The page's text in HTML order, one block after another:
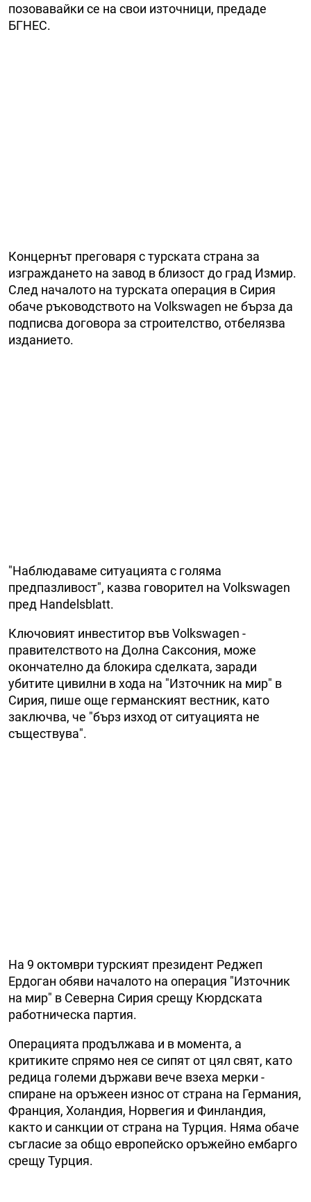
позовавайки се на свои източници, предаде
БГНЕС.
Концернът преговаря с турската страна за
изграждането на завод в близост до град Измир.
След началото на турската операция в Сирия
обаче ръководството на Volkswagen не бърза да
подписва договора за строителство, отбелязва
изданието.
"Наблюдаваме ситуацията с голяма
предпазливост", казва говорител на Volkswagen
пред Handelsblatt.
Ключовият инвеститор във Volkswagen -
правителството на Долна Саксония, може
окончателно да блокира сделката, заради
убитите цивилни в хода на "Източник на мир" в
Сирия, пише още германският вестник, като
заключва, че "бърз изход от ситуацията не
съществува".
На 9 октомври турският президент Реджеп
Ердоган обяви началото на операция "Източник
на мир" в Северна Сирия срещу Кюрдската
работническа партия.
Операцията продължава и в момента, а
критиките спрямо нея се сипят от цял свят, като
редица големи държави вече взеха мерки -
спиране на оръжеен износ от страна на Германия,
Франция, Холандия, Норвегия и Финландия,
както и санкции от страна на Турция. Няма обаче
съгласие за общо европейско оръжейно ембарго
срещу Турция.